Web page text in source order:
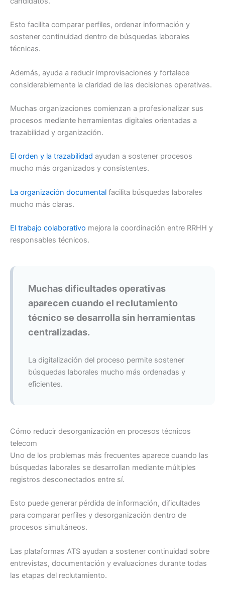
Esto facilita comparar perfiles, ordenar información y
sostener continuidad dentro de búsquedas laborales
técnicas.
Además, ayuda a reducir improvisaciones y fortalece
considerablemente la claridad de las decisiones operativas.
Muchas organizaciones comienzan a profesionalizar sus
procesos mediante herramientas digitales orientadas a
trazabilidad y organización.
El orden y la trazabilidad ayudan a sostener procesos
mucho más organizados y consistentes.
La organización documental facilita búsquedas laborales
mucho más claras.
El trabajo colaborativo mejora la coordinación entre RRHH y
responsables técnicos.
Muchas dificultades operativas
aparecen cuando el reclutamiento
técnico se desarrolla sin herramientas
centralizadas.
La digitalización del proceso permite sostener
búsquedas laborales mucho más ordenadas y
eficientes.
Cómo reducir desorganización en procesos técnicos
telecom
Uno de los problemas más frecuentes aparece cuando las
búsquedas laborales se desarrollan mediante múltiples
registros desconectados entre sí.
Esto puede generar pérdida de información, dificultades
para comparar perfiles y desorganización dentro de
procesos simultáneos.
Las plataformas ATS ayudan a sostener continuidad sobre
entrevistas, documentación y evaluaciones durante todas
las etapas del reclutamiento.